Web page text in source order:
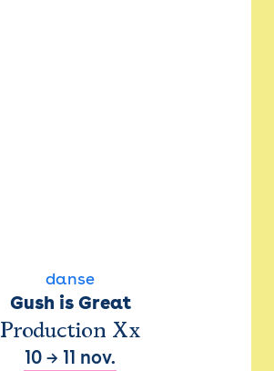
danse
Gush is Great
Production Xx
10 → 11 nov.